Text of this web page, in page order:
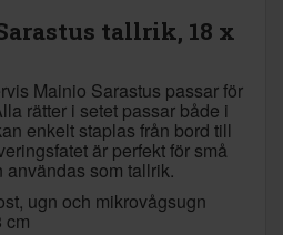
tallrik, 18 x
Mainio Sarastus passar för
rätter i setet passar både i
enkelt staplas från bord till
är perfekt för små
som tallrik.
ugn och mikrovågsugn
cm